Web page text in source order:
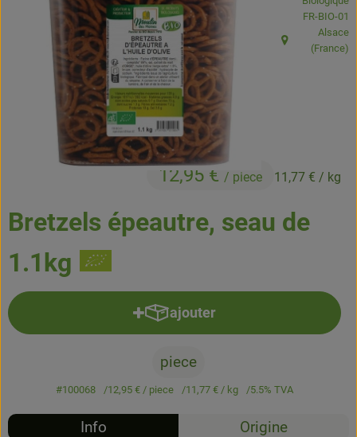
Boissons
Accessoires et divers
Cosmétique et hygiène
C'est nous
Pour vous
Bretzels épeautre, seau de
1.1kg
12,95 € / piece 11,77 € / kg
, Autorité
FR-BIO-01
, Origine:
Alsace
(France)
ajouter
Ajouter le produit au panier
piece
#100068 12,95 € / piece 11,77 € / kg 5.5% TVA
Info Origine